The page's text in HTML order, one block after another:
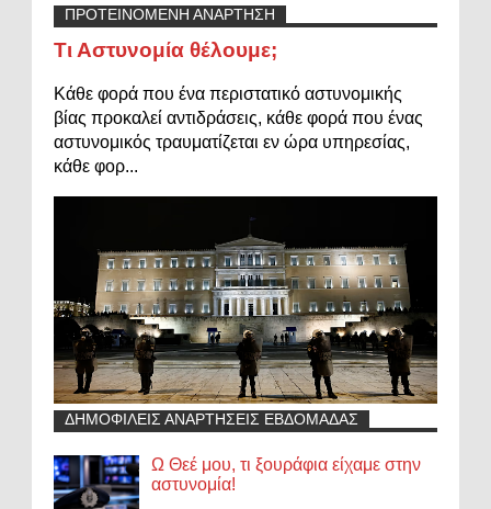
ΠΡΟΤΕΙΝΟΜΕΝΗ ΑΝΑΡΤΗΣΗ
Τι Αστυνομία θέλουμε;
Κάθε φορά που ένα περιστατικό αστυνομικής
βίας προκαλεί αντιδράσεις, κάθε φορά που ένας
αστυνομικός τραυματίζεται εν ώρα υπηρεσίας,
κάθε φορ...
ΔΗΜΟΦΙΛΕΙΣ ΑΝΑΡΤΗΣΕΙΣ ΕΒΔΟΜΑΔΑΣ
Ω Θεέ μου, τι ξουράφια είχαμε στην
αστυνομία!